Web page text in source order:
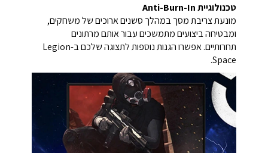
טכנולוגיית Anti-Burn-In
מונעת צריבת מסך במהלך סשנים ארוכים של משחקים,
ומבטיחה ביצועים מתמשכים עבור אותם מרתונים
תחרותיים. אפשרו הגנות נוספות לתצוגה שלכם ב-Legion
Space.